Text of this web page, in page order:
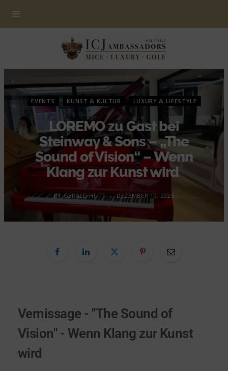
EVENTS KUNST & KULTUR LUXURY & LIFESTYLE
LOREMO zu Gast bei
Steinway & Sons – „The
Sound of Vision“ – Wenn
Klang zur Kunst wird
BY GERALD HUFT DEZEMBER 10, 2025
Vernissage - "The Sound of
Vision" - Wenn Klang zur Kunst
wird